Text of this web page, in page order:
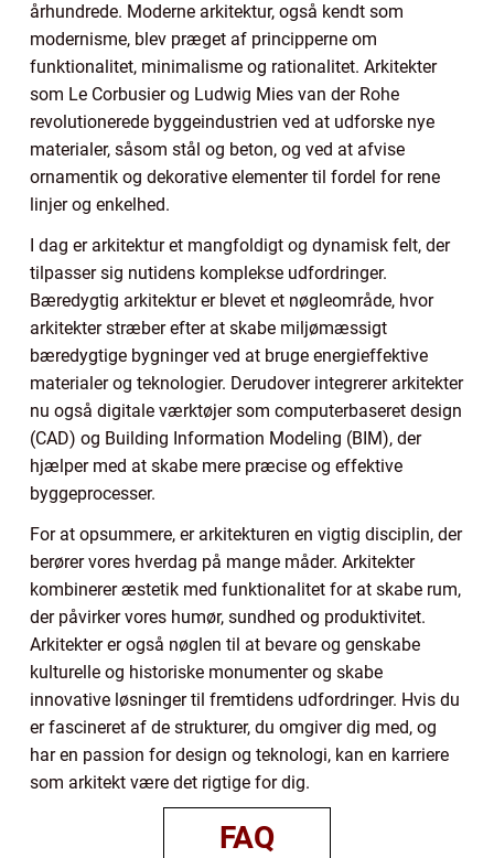
århundrede. Moderne arkitektur, også kendt som
modernisme, blev præget af principperne om
funktionalitet, minimalisme og rationalitet. Arkitekter
som Le Corbusier og Ludwig Mies van der Rohe
revolutionerede byggeindustrien ved at udforske nye
materialer, såsom stål og beton, og ved at afvise
ornamentik og dekorative elementer til fordel for rene
linjer og enkelhed.
I dag er arkitektur et mangfoldigt og dynamisk felt, der
tilpasser sig nutidens komplekse udfordringer.
Bæredygtig arkitektur er blevet et nøgleområde, hvor
arkitekter stræber efter at skabe miljømæssigt
bæredygtige bygninger ved at bruge energieffektive
materialer og teknologier. Derudover integrerer arkitekter
nu også digitale værktøjer som computerbaseret design
(CAD) og Building Information Modeling (BIM), der
hjælper med at skabe mere præcise og effektive
byggeprocesser.
For at opsummere, er arkitekturen en vigtig disciplin, der
berører vores hverdag på mange måder. Arkitekter
kombinerer æstetik med funktionalitet for at skabe rum,
der påvirker vores humør, sundhed og produktivitet.
Arkitekter er også nøglen til at bevare og genskabe
kulturelle og historiske monumenter og skabe
innovative løsninger til fremtidens udfordringer. Hvis du
er fascineret af de strukturer, du omgiver dig med, og
har en passion for design og teknologi, kan en karriere
som arkitekt være det rigtige for dig.
FAQ